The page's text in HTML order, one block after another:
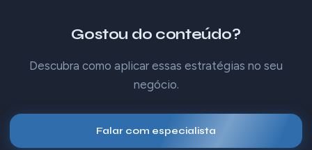
Gostou do conteúdo?
Descubra como aplicar essas estratégias no seu
negócio.
Falar com especialista